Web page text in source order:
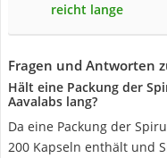
reicht lange
Fragen und Antworten
Hält eine Packung der
Aavalabs lang?
Da eine Packung der
200 Kapseln enthält und